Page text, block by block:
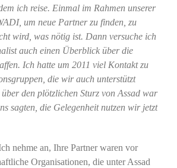
ich reise. Einmal im Rahmen unserer
um neue Partner zu finden, zu
wird, was nötig ist. Dann versuche ich
auch einen Überblick über die
Ich hatte um 2011 viel Kontakt zu
die wir auch unterstützt
den plötzlichen Sturz von Assad war
sagten, die Gelegenheit nutzen wir jetzt
nehme an, Ihre Partner waren vor
Organisationen, die unter Assad